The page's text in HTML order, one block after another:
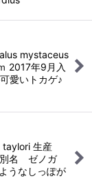
mystaceus
2017年9月入
愛いトカゲ♪
生産
名 ゼノガ
うなしっぽが